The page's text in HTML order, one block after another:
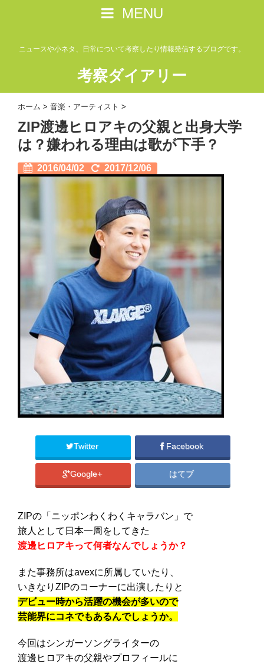
MENU
ニュースや小ネタ、日常について考察したり情報発信するブログです。
考察ダイアリー
ホーム > 音楽・アーティスト >
ZIP渡邊ヒロアキの父親と出身大学
は？嫌われる理由は歌が下手？
2016/04/02 2017/12/06
Twitter Facebook
Google+ はてブ
ZIPの「ニッポンわくわくキャラバン」で
旅人として日本一周をしてきた
渡邊ヒロアキって何者なんでしょうか？
また事務所はavexに所属していたり、
いきなりZIPのコーナーに出演したりと
デビュー時から活躍の機会が多いので
芸能界にコネでもあるんでしょうか。
今回はシンガーソングライターの
渡邊ヒロアキの父親やプロフィールに